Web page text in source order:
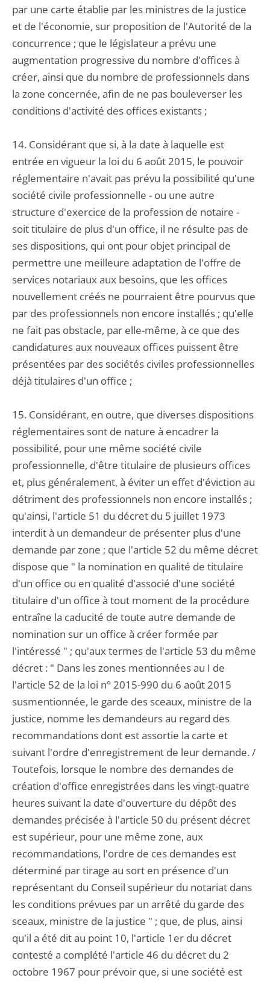
par une carte établie par les ministres de la justice
et de l'économie, sur proposition de l'Autorité de la
concurrence ; que le législateur a prévu une
augmentation progressive du nombre d'offices à
créer, ainsi que du nombre de professionnels dans
la zone concernée, afin de ne pas bouleverser les
conditions d'activité des offices existants ;
14. Considérant que si, à la date à laquelle est
entrée en vigueur la loi du 6 août 2015, le pouvoir
réglementaire n'avait pas prévu la possibilité qu'une
société civile professionnelle - ou une autre
structure d'exercice de la profession de notaire -
soit titulaire de plus d'un office, il ne résulte pas de
ses dispositions, qui ont pour objet principal de
permettre une meilleure adaptation de l'offre de
services notariaux aux besoins, que les offices
nouvellement créés ne pourraient être pourvus que
par des professionnels non encore installés ; qu'elle
ne fait pas obstacle, par elle-même, à ce que des
candidatures aux nouveaux offices puissent être
présentées par des sociétés civiles professionnelles
déjà titulaires d'un office ;
15. Considérant, en outre, que diverses dispositions
réglementaires sont de nature à encadrer la
possibilité, pour une même société civile
professionnelle, d'être titulaire de plusieurs offices
et, plus généralement, à éviter un effet d'éviction au
détriment des professionnels non encore installés ;
qu'ainsi, l'article 51 du décret du 5 juillet 1973
interdit à un demandeur de présenter plus d'une
demande par zone ; que l'article 52 du même décret
dispose que " la nomination en qualité de titulaire
d'un office ou en qualité d'associé d'une société
titulaire d'un office à tout moment de la procédure
entraîne la caducité de toute autre demande de
nomination sur un office à créer formée par
l'intéressé " ; qu'aux termes de l'article 53 du même
décret : " Dans les zones mentionnées au I de
l'article 52 de la loi n° 2015-990 du 6 août 2015
susmentionnée, le garde des sceaux, ministre de la
justice, nomme les demandeurs au regard des
recommandations dont est assortie la carte et
suivant l'ordre d'enregistrement de leur demande. /
Toutefois, lorsque le nombre des demandes de
création d'office enregistrées dans les vingt-quatre
heures suivant la date d'ouverture du dépôt des
demandes précisée à l'article 50 du présent décret
est supérieur, pour une même zone, aux
recommandations, l'ordre de ces demandes est
déterminé par tirage au sort en présence d'un
représentant du Conseil supérieur du notariat dans
les conditions prévues par un arrêté du garde des
sceaux, ministre de la justice " ; que, de plus, ainsi
qu'il a été dit au point 10, l'article 1er du décret
contesté a complété l'article 46 du décret du 2
octobre 1967 pour prévoir que, si une société est